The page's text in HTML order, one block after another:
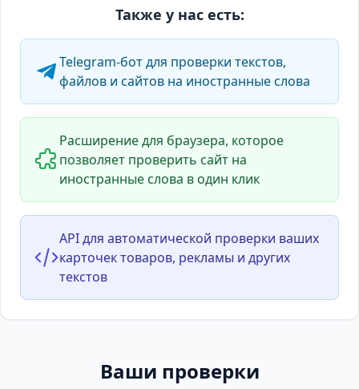
Также у нас есть:
Telegram-бот для проверки текстов,
файлов и сайтов на иностранные слова
Расширение для браузера, которое
позволяет проверить сайт на
иностранные слова в один клик
API для автоматической проверки ваших
карточек товаров, рекламы и других
текстов
Ваши проверки